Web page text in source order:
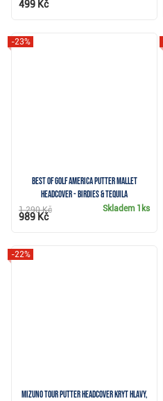
499 Kč
Best of Golf America putter mallet
headcover - Birdies & Tequila
-23%
Skladem 1ks
1 290 Kč
989 Kč
Mizuno Tour Putter Headcover kryt hlavy,
-22%